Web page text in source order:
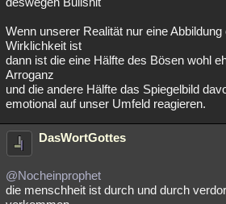
Wenn unserer Realität nur eine
Wirklichkeit ist
dann ist die eine Hälfte des Bösen wohl
Arroganz
und die andere Hälfte das Spiegelbild
emotional auf unser Umfeld reagieren.
DasWortGottes
@Nocheinprophet
die menschheit ist durch und durch